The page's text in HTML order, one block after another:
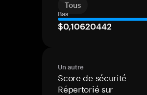
Tous
Bas
$0,10620442
Un autre
Score de sécurité
Répertorié sur